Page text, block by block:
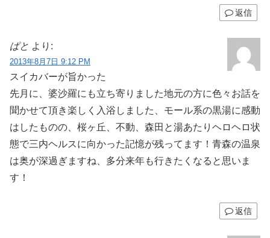
返信
ぱと より:
2013年8月7日 9:12 PM
スイカバーが旨かった
先月に、婆沙羅にも立ち寄りました地元の方に色々お話を
聞かせて頂き楽しく入浴しました、モール系の黒湯に感動
はしたものの、桜ヶ丘、不動、森田と湯あたりヘロヘロ状
態で三内ヘルスに向かった記憶が残ってます！青森の温泉
は奥が深過ぎますね、多分来年も行きたくなると思いま
す！
返信